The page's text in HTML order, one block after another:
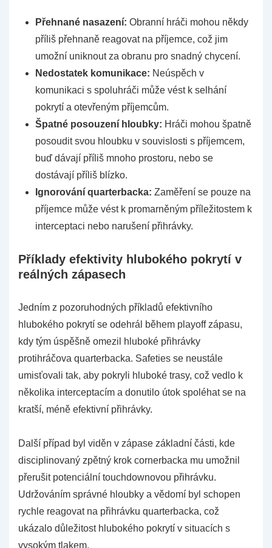
Přehnané nasazení: Obranní hráči mohou někdy
příliš přehnaně reagovat na příjemce, což jim
umožní uniknout za obranu pro snadný chycení.
Nedostatek komunikace: Neúspěch v
komunikaci s spoluhráči může vést k selhání
pokrytí a otevřeným příjemcům.
Špatné posouzení hloubky: Hráči mohou špatně
posoudit svou hloubku v souvislosti s příjemcem,
buď dávají příliš mnoho prostoru, nebo se
dostávají příliš blízko.
Ignorování quarterbacka: Zaměření se pouze na
příjemce může vést k promarněným příležitostem k
interceptaci nebo narušení přihrávky.
Příklady efektivity hlubokého pokrytí v
reálných zápasech
Jedním z pozoruhodných příkladů efektivního
hlubokého pokrytí se odehrál během playoff zápasu,
kdy tým úspěšně omezil hluboké přihrávky
protihráčova quarterbacka. Safeties se neustále
umisťovali tak, aby pokryli hluboké trasy, což vedlo k
několika interceptacím a donutilo útok spoléhat se na
kratší, méně efektivní přihrávky.
Další případ byl viděn v zápase základní části, kde
disciplinovaný zpětný krok cornerbacka mu umožnil
přerušit potenciální touchdownovou přihrávku.
Udržováním správné hloubky a vědomí byl schopen
rychle reagovat na přihrávku quarterbacka, což
ukázalo důležitost hlubokého pokrytí v situacích s
vysokým tlakem.